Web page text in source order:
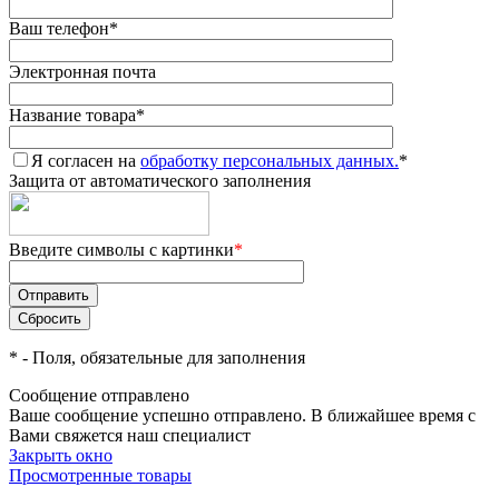
Ваш телефон*
Электронная почта
Название товара*
Я согласен на обработку персональных данных.*
Защита от автоматического заполнения
Введите символы с картинки*
* - Поля, обязательные для заполнения
Сообщение отправлено
Ваше сообщение успешно отправлено. В ближайшее время с
Вами свяжется наш специалист
Закрыть окно
Просмотренные товары